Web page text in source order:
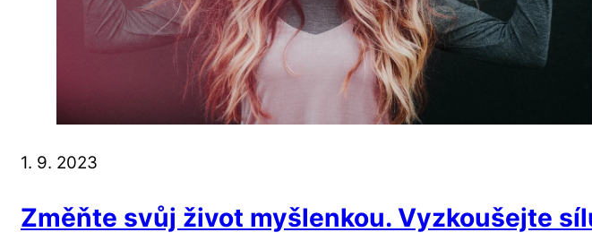
1. 9. 2023
Změňte svůj život myšlenkou. Vyzkoušejte